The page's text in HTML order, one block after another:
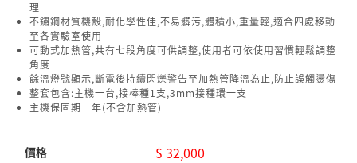
理
不鏽鋼材質機殼,耐化學性佳,不易髒污,體積小,重量輕,適合四處移動
至各實驗室使用
可動式加熱管,共有七段角度可供調整,使用者可依使用習慣輕鬆調整
角度
餘溫燈號顯示,斷電後持續閃爍警告至加熱管降溫為止,防止誤觸燙傷
整套包含:主機一台,接棒種1支,3mm接種環一支
主機保固期一年(不含加熱管)
價格 $ 32,000